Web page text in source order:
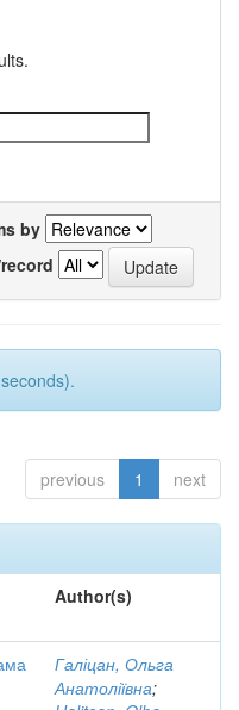
by
previous 1 next
Author(s)
Галіцан, Ольга
Анатоліївна;